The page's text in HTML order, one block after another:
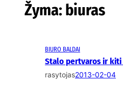
Žyma: biuras
BIURO BALDAI
Stalo pertvaros ir
rasytojas2013-02-04